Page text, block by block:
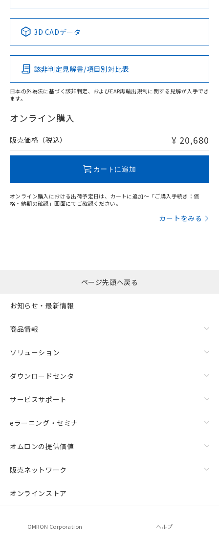
鉄材
l: 0mm以上、φd: 18mm以上、D: 0mm以上、m: 30mm以
アルミ材
l: 12mm以上、φd: 80mm以上、D: 12mm以上、m: 30mm
Pb Hg Cd Cr(VI)
O
在庫等で未対応品が混在する可能性があります。
問い合わせください。
No No No No
この製品の規格認証/適合状況ページへ
その他の認証はこちらのページからご検索ください
3D CADデータ
該非判定見解書/項目別対比表
日本の外為法に基づく該非判定、およびEAR再輸出規制に関する見解が入手でき
ます。
オンライン購入
販売価格（税込） ¥ 20,680
カートに追加
オンライン購入における出荷予定日は、カートに追加～「ご購入手続き：価
格・納期の確認」画面にてご確認ください。
カートをみる
ページ先頭へ戻る
お知らせ・最新情報
商品情報
ソリューション
ダウンロードセンタ
サービスサポート
eラーニング・セミナ
オムロンの提供価値
販売ネットワーク
オンラインストア
OMRON Corporation ヘルプ